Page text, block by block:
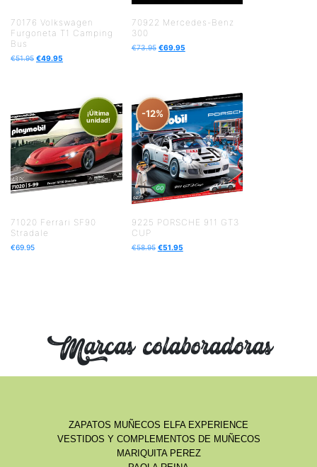
70176 Volkswagen
Furgoneta T1 Camping
Bus
€51.95 €49.95
70922 Mercedes-Benz
300
€73.95 €69.95
¡Última
unidad!
71020 Ferrari SF90
Stradale
€69.95
-12%
9225 PORSCHE 911 GT3
CUP
€58.95 €51.95
Marcas colaboradoras
ZAPATOS MUÑECOS ELFA EXPERIENCE
VESTIDOS Y COMPLEMENTOS DE MUÑECOS
MARIQUITA PEREZ